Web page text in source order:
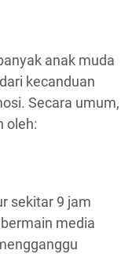
anak muda
kecanduan
Secara umum,
oleh:
sekitar 9 jam
media